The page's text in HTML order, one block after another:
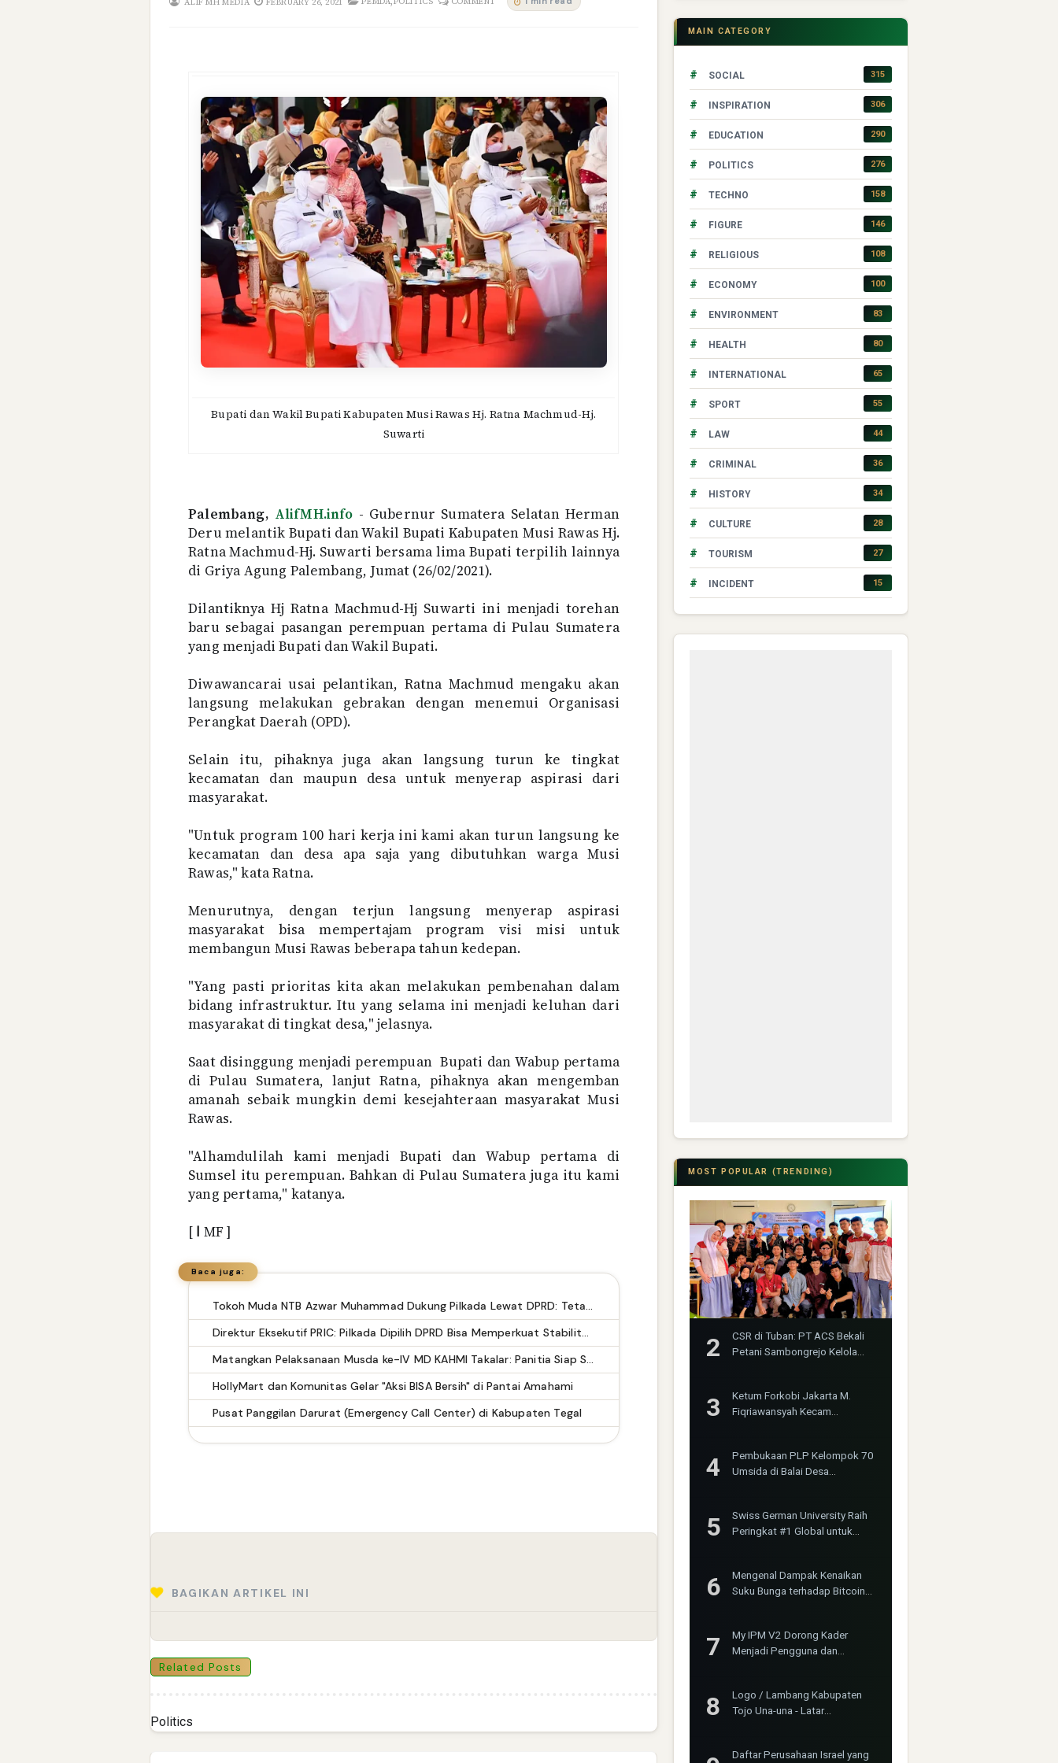
ALIF MH MEDIA FEBRUARY 26, 2021
Bupati dan Wakil Bupati Kabupaten Musi Rawas Hj. Ratna Machmud-Hj.
Suwarti
Palembang, AlifMH.info - Gubernur Sumatera Selatan Herman
Deru melantik Bupati dan Wakil Bupati Kabupaten Musi Rawas Hj.
Ratna Machmud-Hj. Suwarti bersama lima Bupati terpilih lainnya
di Griya Agung Palembang, Jumat (26/02/2021).
Dilantiknya Hj Ratna Machmud-Hj Suwarti ini menjadi torehan
baru sebagai pasangan perempuan pertama di Pulau Sumatera
yang menjadi Bupati dan Wakil Bupati.
Diwawancarai usai pelantikan, Ratna Machmud mengaku akan
langsung melakukan gebrakan dengan menemui Organisasi
Perangkat Daerah (OPD).
Selain itu, pihaknya juga akan langsung turun ke tingkat
kecamatan dan maupun desa untuk menyerap aspirasi dari
masyarakat.
"Untuk program 100 hari kerja ini kami akan turun langsung ke
kecamatan dan desa apa saja yang dibutuhkan warga Musi
Rawas," kata Ratna.
Menurutnya, dengan terjun langsung menyerap aspirasi
masyarakat bisa mempertajam program visi misi untuk
membangun Musi Rawas beberapa tahun kedepan.
"Yang pasti prioritas kita akan melakukan pembenahan dalam
bidang infrastruktur. Itu yang selama ini menjadi keluhan dari
masyarakat di tingkat desa," jelasnya.
Saat disinggung menjadi perempuan Bupati dan Wabup pertama
di Pulau Sumatera, lanjut Ratna, pihaknya akan mengemban
amanah sebaik mungkin demi kesejahteraan masyarakat Musi
Rawas.
"Alhamdulilah kami menjadi Bupati dan Wabup pertama di
Sumsel itu perempuan. Bahkan di Pulau Sumatera juga itu kami
yang pertama," katanya.
[ ا MF ]
Baca juga:
Tokoh Muda NTB Azwar Muhammad Dukung Pilkada Lewat DPRD: Tetap Demokratis dan Efisien Anggaran
Direktur Eksekutif PRIC: Pilkada Dipilih DPRD Bisa Memperkuat Stabilitas Politik dan Efisiensi Anggaran
Matangkan Pelaksanaan Musda ke-IV MD KAHMI Takalar: Panitia Siap Sukseskan Musda
HollyMart dan Komunitas Gelar "Aksi BISA Bersih" di Pantai Amahami
Pusat Panggilan Darurat (Emergency Call Center) di Kabupaten Tegal
BAGIKAN ARTIKEL INI
Related Posts
Politics
MAIN CATEGORY
# SOCIAL 315
# INSPIRATION 306
# EDUCATION 290
# POLITICS 276
# TECHNO 158
# FIGURE 146
# RELIGIOUS 108
# ECONOMY 100
# ENVIRONMENT 83
# HEALTH 80
# INTERNATIONAL 65
# SPORT 55
# LAW 44
# CRIMINAL 36
# HISTORY 34
# CULTURE 28
# TOURISM 27
# INCIDENT 15
MOST POPULAR (TRENDING)
CSR di Tuban: PT ACS Bekali
Petani Sambongrejo Kelola
Ketum Forkobi Jakarta M.
Fiqriawansyah Kecam
Bima Jakarta
Pembukaan PLP Kelompok 70
Umsida di Balai Desa
Swiss German University Raih
Peringkat #1 Global untuk
Mengenal Dampak Kenaikan
Suku Bunga terhadap Bitcoin
My IPM V2 Dorong Kader
Menjadi Pengguna dan
Logo / Lambang Kabupaten
Tojo Una-una - Latar
Daftar Perusahaan Israel yang